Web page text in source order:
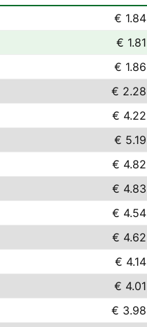
€ 1.84
€ 1.81
€ 1.86
€ 2.28
€ 4.22
€ 5.19
€ 4.82
€ 4.83
€ 4.54
€ 4.62
€ 4.14
€ 4.01
€ 3.98